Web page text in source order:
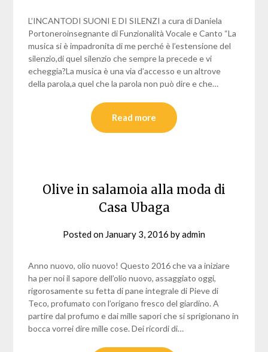
L’INCANTODI SUONI E DI SILENZI a cura di Daniela
Portoneroinsegnante di Funzionalità Vocale e Canto “La
musica si è impadronita di me perché è l’estensione del
silenzio,di quel silenzio che sempre la precede e vi
echeggia?La musica è una via d’accesso e un altrove
della parola,a quel che la parola non può dire e che…
Read more
Olive in salamoia alla moda di
Casa Ubaga
Posted on January 3, 2016 byadmin
Anno nuovo, olio nuovo! Questo 2016 che va a iniziare
ha per noi il sapore dell’olio nuovo, assaggiato oggi,
rigorosamente su fetta di pane integrale di Pieve di
Teco, profumato con l’origano fresco del giardino. A
partire dal profumo e dai mille sapori che si sprigionano in
bocca vorrei dire mille cose. Dei ricordi di…